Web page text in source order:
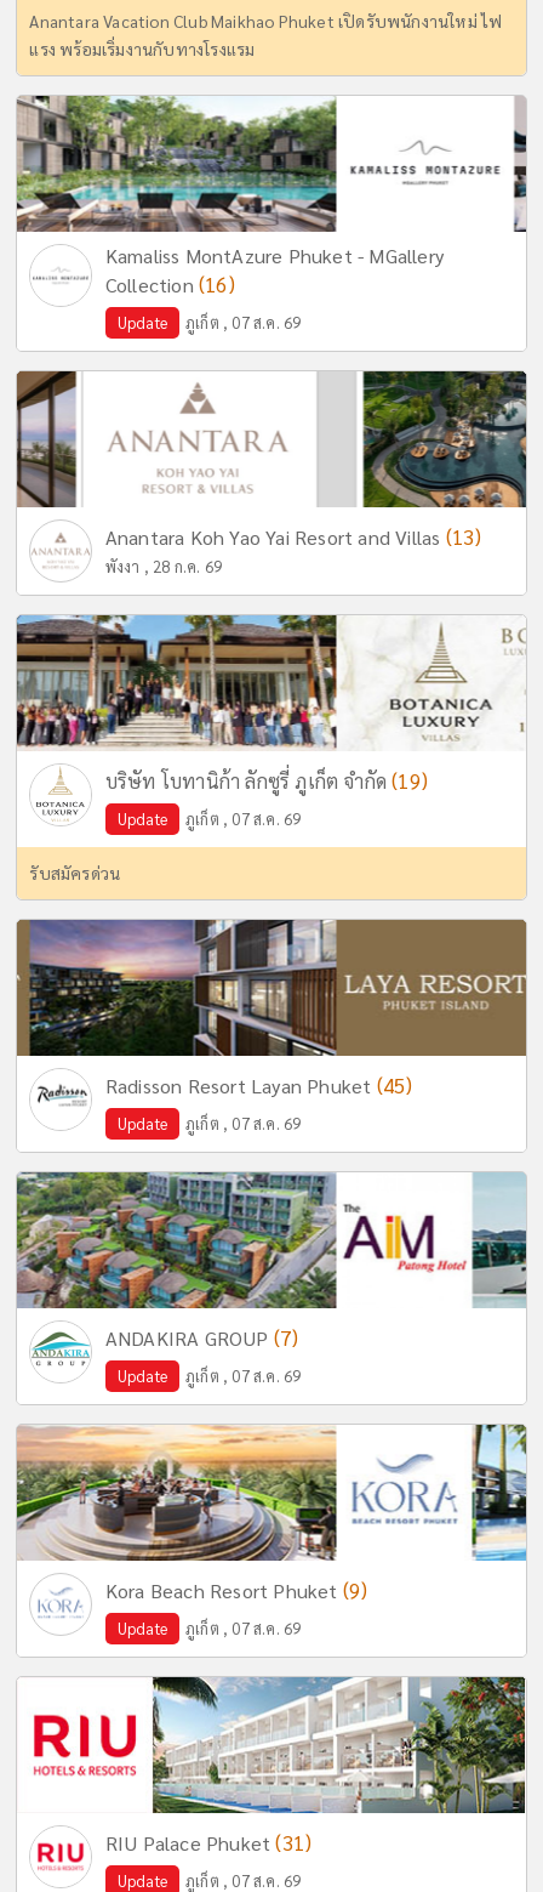
Anantara Vacation Club Maikhao Phuket เปิดรับพนักงานใหม่ ไฟ
แรง พร้อมเริ่มงานกับทางโรงแรม
Kamaliss MontAzure Phuket - MGallery
Collection (16)
Update ภูเก็ต , 07 ส.ค. 69
Anantara Koh Yao Yai Resort and Villas (13)
พังงา , 28 ก.ค. 69
บริษัท โบทานิก้า ลักซูรี่ ภูเก็ต จำกัด(19)
Update ภูเก็ต , 07 ส.ค. 69
รับสมัครด่วน
Radisson Resort Layan Phuket (45)
Update ภูเก็ต , 07 ส.ค. 69
ANDAKIRA GROUP (7)
Update ภูเก็ต , 07 ส.ค. 69
Kora Beach Resort Phuket (9)
Update ภูเก็ต , 07 ส.ค. 69
RIU Palace Phuket(31)
Update ภูเก็ต , 07 ส.ค. 69